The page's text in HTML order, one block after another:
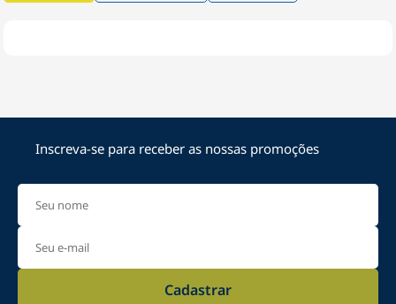
Inscreva-se para receber as nossas promoções
Cadastrar